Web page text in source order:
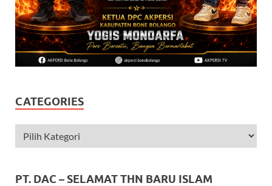
CATEGORIES
PT. DAC – SELAMAT THN BARU ISLAM